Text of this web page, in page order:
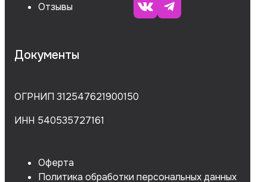
Отзывы
Документы
ОГРНИП 312547621900150
ИНН 540535727161
Оферта
Политика обработки персональных данных